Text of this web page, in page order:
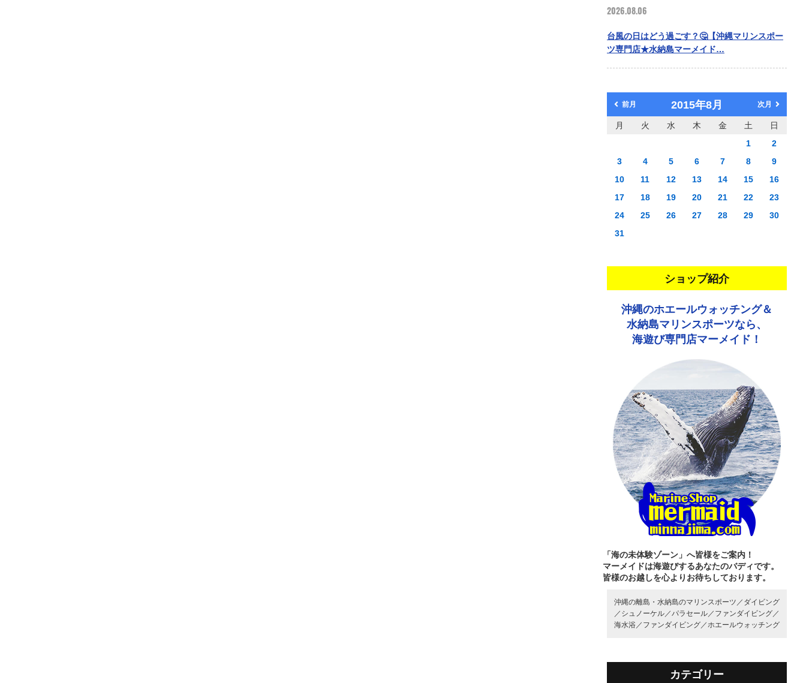
2026.08.06
台風の日はどう過ごす？🤔【沖縄マリンスポー
ツ専門店★水納島マーメイド…
前月 2015年8月 次月
月 火 水 木 金 土
日
1
2
3
4 5 6 7 8
9
10
11 12 13 14 15
16
17
18 19 20 21 22
23
24
25 26 27 28 29
30
31
ショップ紹介
沖縄のホエールウォッチング＆
水納島マリンスポーツなら、
海遊び専門店マーメイド！
「海の未体験ゾーン」へ皆様をご案内！
マーメイドは海遊びするあなたのバディです。
皆様のお越しを心よりお待ちしております。
沖縄の離島・水納島のマリンスポーツ／ ダイビング
／ シュノーケル／ パラセール／ ファンダイビング／
海水浴／ ファンダイビング／ ホエールウォッチング
カテゴリー